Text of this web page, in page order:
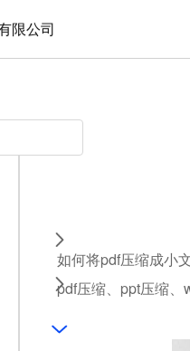
限公司
如何将pdf压缩成小
pdf压缩、ppt压缩